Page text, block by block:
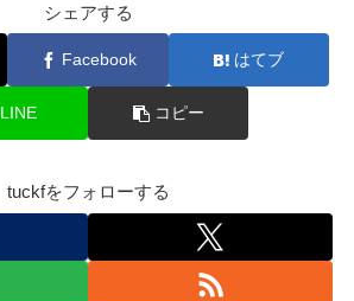
シェアする
Facebook はてブ
LINE コピー
tuckfをフォローする